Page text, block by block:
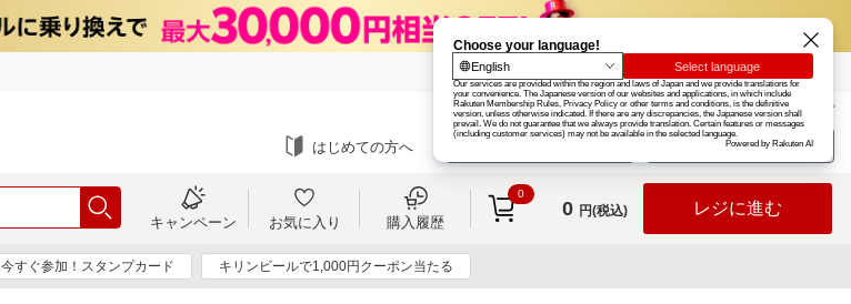
楽天グループ カード
お知らせ ヘルプ
はじめての方へ ログイン
キャンペーン お気に入り 購入履歴
0
0 円(税込) レジに進む
今すぐ参加！スタンプカード キリンビールで1,000円クーポン当たる